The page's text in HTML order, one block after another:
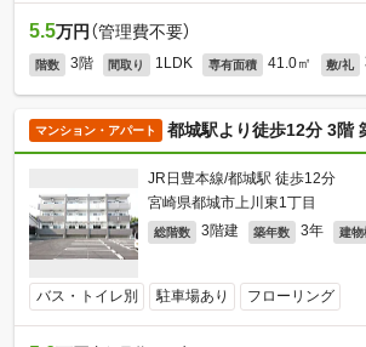
5.5万円 （管理費不要）
階数 3階 間取り 1LDK 専有面積 41.0㎡ 敷/礼
マンション・アパート 都城駅より徒歩12分 3階
JR日豊本線/都城駅 徒歩12分
宮崎県都城市上川東1丁目
総階数 3階建 築年数 3年 建物
バス・トイレ別 駐車場あり フローリング